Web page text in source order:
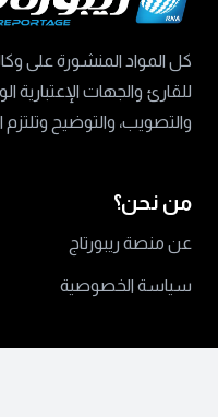
كل المواد المنشورة على
للقارئ والجهات الإعتبارية
والتصويب، والتوضيح وتلتزم
من نحن؟
عن منصة ريبورتاج
سياسة الخصوصية